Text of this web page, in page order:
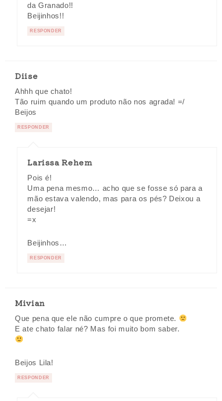
da Granado!!
Beijinhos!!
RESPONDER
Diise
Ahhh que chato!
Tão ruim quando um produto não nos agrada! =/
Beijos
RESPONDER
Larissa Rehem
Pois é!
Uma pena mesmo… acho que se fosse só para a
mão estava valendo, mas para os pés? Deixou a
desejar!
=x
Beijinhos…
RESPONDER
Mivian
Que pena que ele não cumpre o que promete.
E ate chato falar né? Mas foi muito bom saber.
Beijos Lila!
RESPONDER